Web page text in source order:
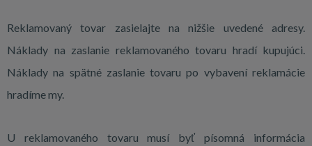
Reklamovaný tovar zasielajte na nižšie uvedené adresy.
Náklady na zaslanie reklamovaného tovaru hradí kupujúci.
Náklady na spätné zaslanie tovaru po vybavení reklamácie
hradíme my.
U reklamovaného tovaru musí byť písomná informácia